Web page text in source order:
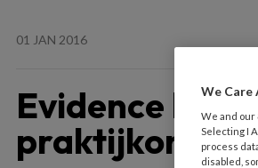
01 JAN 2016
Evidence
We Care
We and our
Selecting I
process
disabled,